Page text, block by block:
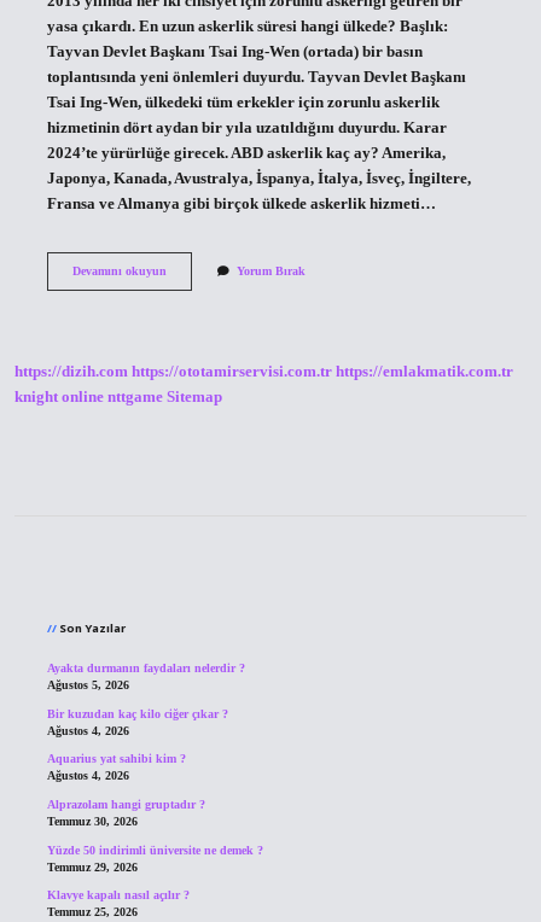
yasa çıkardı. En uzun askerlik süresi hangi ülkede? Başlık:
Tayvan Devlet Başkanı Tsai Ing-Wen (ortada) bir basın
toplantısında yeni önlemleri duyurdu. Tayvan Devlet Başkanı
Tsai Ing-Wen, ülkedeki tüm erkekler için zorunlu askerlik
hizmetinin dört aydan bir yıla uzatıldığını duyurdu. Karar
2024’te yürürlüğe girecek. ABD askerlik kaç ay? Amerika,
Japonya, Kanada, Avustralya, İspanya, İtalya, İsveç, İngiltere,
Fransa ve Almanya gibi birçok ülkede askerlik hizmeti…
Devamını okuyunNorveç
Yorum Bırak
https://dizih.com https://ototamirservisi.com.tr https://emlakmatik.com.tr
knight online nttgame Sitemap
Son Yazılar
Ayakta durmanın faydaları nelerdir ?
Ağustos 5, 2026
Bir kuzudan kaç kilo ciğer çıkar ?
Ağustos 4, 2026
Aquarius yat sahibi kim ?
Ağustos 4, 2026
Alprazolam hangi gruptadır ?
Temmuz 30, 2026
Yüzde 50 indirimli üniversite ne demek ?
Temmuz 29, 2026
Klavye kapalı nasıl açılır ?
Temmuz 25, 2026